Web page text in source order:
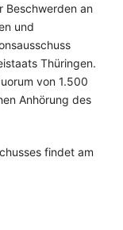
Beschwerden an
und
Thüringen.
von 1.500
Anhörung des
findet am